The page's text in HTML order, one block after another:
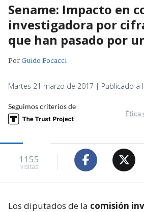
Sename: Impacto en
investigadora por
que han pasado por
PorGuido Focacci
Martes 21 marzo de 2017 | Publicado a
Seguimos criterios de
Ética
1155
visitas
Los diputados de la comisión